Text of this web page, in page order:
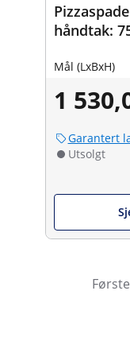
håndtak:
Mål (LxBxH)
1
Garantert
Utsolgt
Første